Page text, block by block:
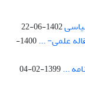
1402-06-22
علمی- ...
1400-
...
1399-02-04